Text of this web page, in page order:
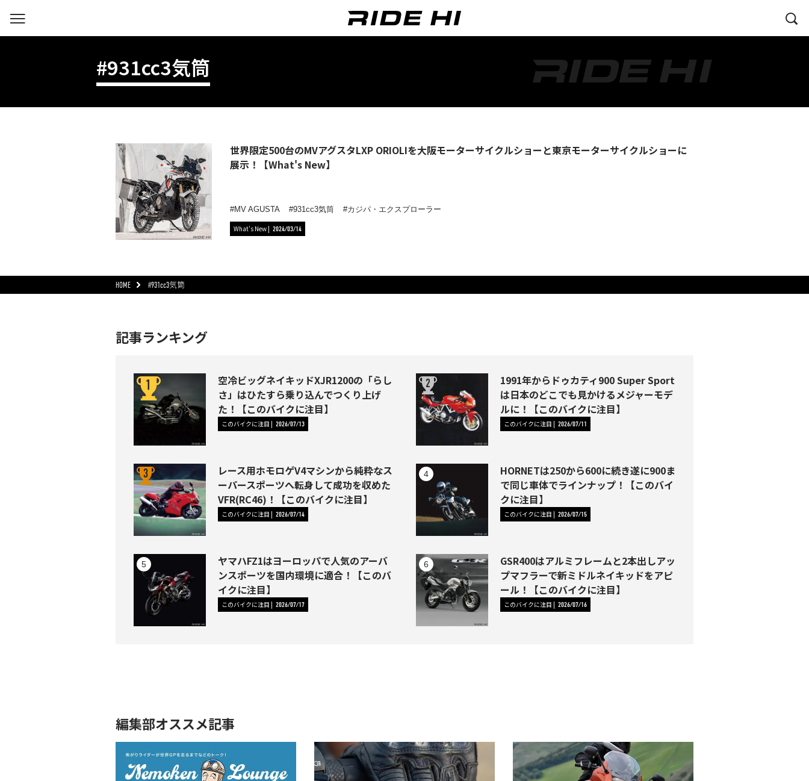
#931cc3気筒
世界限定500台のMVアグスタLXP ORIOLIを大阪モーターサイクルショーと東京モーターサイクルショーに
展示！【What's New】
MV AGUSTA 931cc3気筒 カジパ・エクスプローラー
What's New 2024/03/14
HOME #931cc3気筒
記事ランキング
空冷ビッグネイキッドXJR1200の「らし
さ」はひたすら乗り込んでつくり上げ
た！【このバイクに注目】
このバイクに注目 2026/07/13
1991年からドゥカティ900 Super Sport
は日本のどこでも見かけるメジャーモデ
ルに！【このバイクに注目】
このバイクに注目 2026/07/11
レース用ホモロゲV4マシンから純粋なス
ーパースポーツへ転身して成功を収めた
VFR(RC46)！【このバイクに注目】
このバイクに注目 2026/07/14
HORNETは250から600に続き遂に900ま
で同じ車体でラインナップ！【このバイ
クに注目】
このバイクに注目 2026/07/15
ヤマハFZ1はヨーロッパで人気のアーバ
ンスポーツを国内環境に適合！【このバ
イクに注目】
このバイクに注目 2026/07/17
GSR400はアルミフレームと2本出しアッ
プマフラーで新ミドルネイキッドをアピ
ール！【このバイクに注目】
このバイクに注目 2026/07/16
編集部オススメ記事